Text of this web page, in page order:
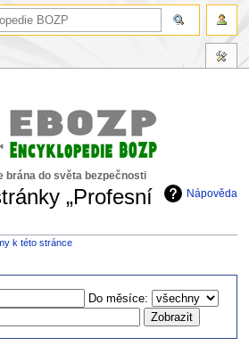
brána do světa bezpečnosti
Nápověda
„Profesní
k této stránce
Do měsíce: